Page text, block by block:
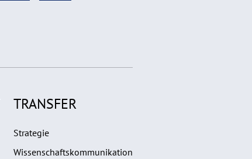
TRANSFER
Strategie
Wissenschaftskommunikation